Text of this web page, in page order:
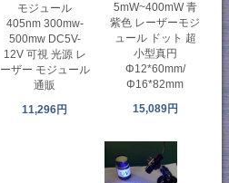
モジュール
405nm 300mw-
500mw DC5V-
12V 可視 光源 レ
ーザー モジュール
通販
11,296円
5mW~400mW 青
紫色 レーザーモジ
ュール ドット 超
小型真円
Φ12*60mm/
Φ16*82mm
15,089円